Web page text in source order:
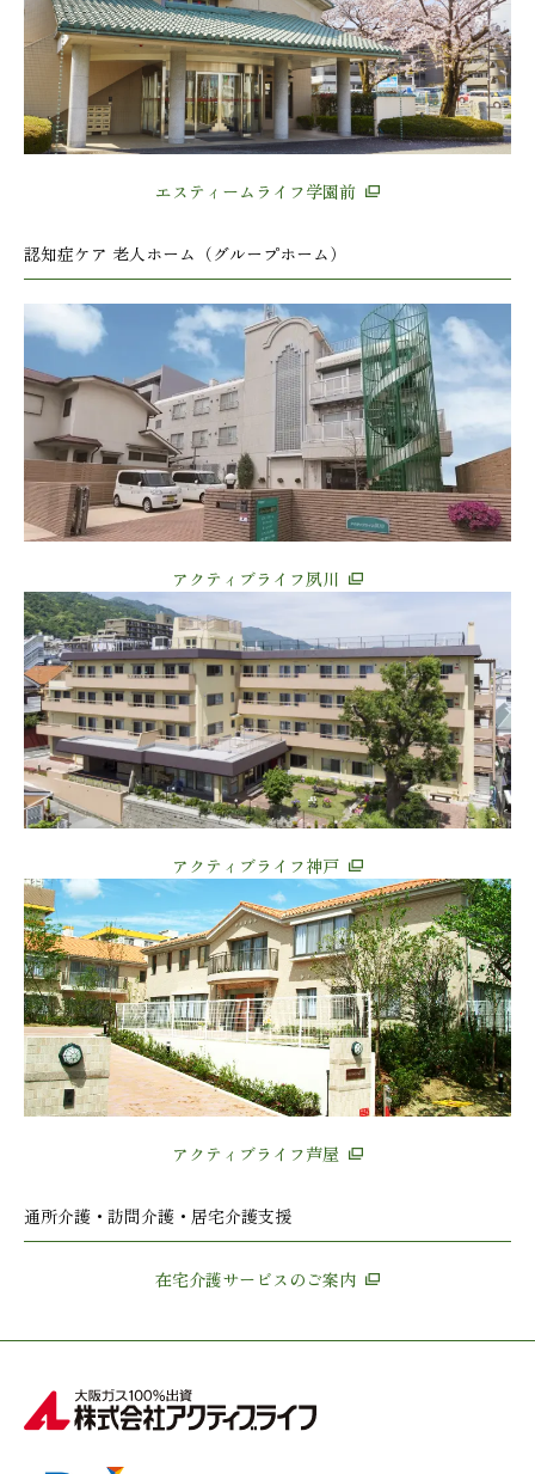
エスティームライフ学園前
認知症ケア 老人ホーム（グループホーム）
アクティブライフ夙川
アクティブライフ神戸
アクティブライフ芦屋
通所介護・訪問介護・居宅介護支援
在宅介護サービスのご案内